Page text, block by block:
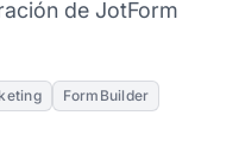
de JotForm
FormBuilder